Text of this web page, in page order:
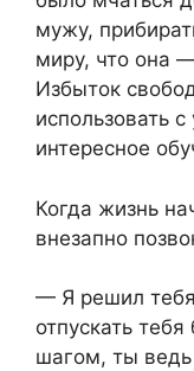
мужу,
миру, что она
Избыток
использовать
интересное
Когда жизнь
внезапно
— Я решил
отпускать
шагом, ты ведь